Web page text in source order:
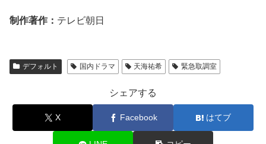
制作著作： テレビ朝日
デフォルト 国内ドラマ 天海祐希 緊急取調室
シェアする
X Facebook はてブ